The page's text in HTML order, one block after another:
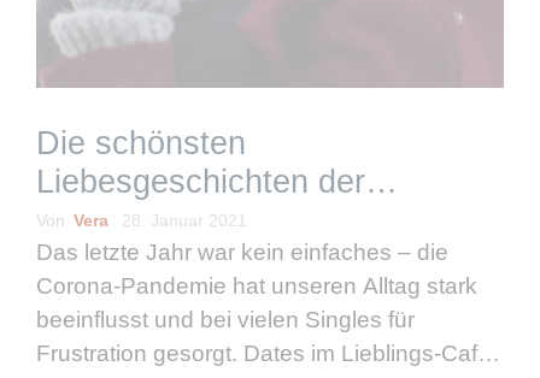
Die schönsten
Liebesgeschichten der
Stuttgarter Singles 2020
Von Vera 28. Januar 2021
Das letzte Jahr war kein einfaches – die
Corona-Pandemie hat unseren Alltag stark
beeinflusst und bei vielen Singles für
Frustration gesorgt. Dates im Lieblings-Café